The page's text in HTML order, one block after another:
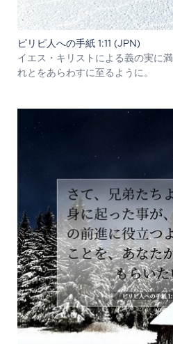
ピリピ人への手紙 1:11 (JPN)
イエス・キリストによる義の実に
れとをあらわすに至るように。